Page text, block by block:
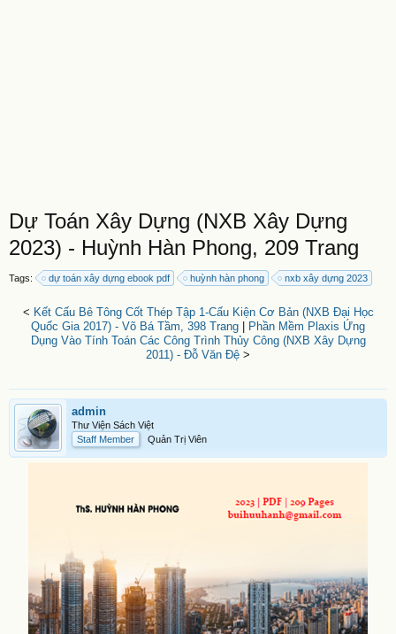
Dự Toán Xây Dựng (NXB Xây Dựng
2023) - Huỳnh Hàn Phong, 209 Trang
Tags: dự toán xây dựng ebook pdf huỳnh hàn phong nxb xây dựng 2023
< Kết Cấu Bê Tông Cốt Thép Tập 1-Cấu Kiện Cơ Bản (NXB Đại Học
Quốc Gia 2017) - Võ Bá Tầm, 398 Trang
Phần Mềm Plaxis Ứng
Dụng Vào Tính Toán Các Công Trình Thủy Công (NXB Xây Dựng
2011) - Đỗ Văn Đệ >
admin
Thư Viện Sách Việt
Staff Member
Quản Trị Viên